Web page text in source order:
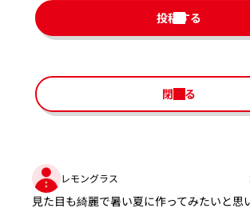
投稿する
閉じる
レモングラス
見た目も綺麗で暑い夏に作ってみたいと思